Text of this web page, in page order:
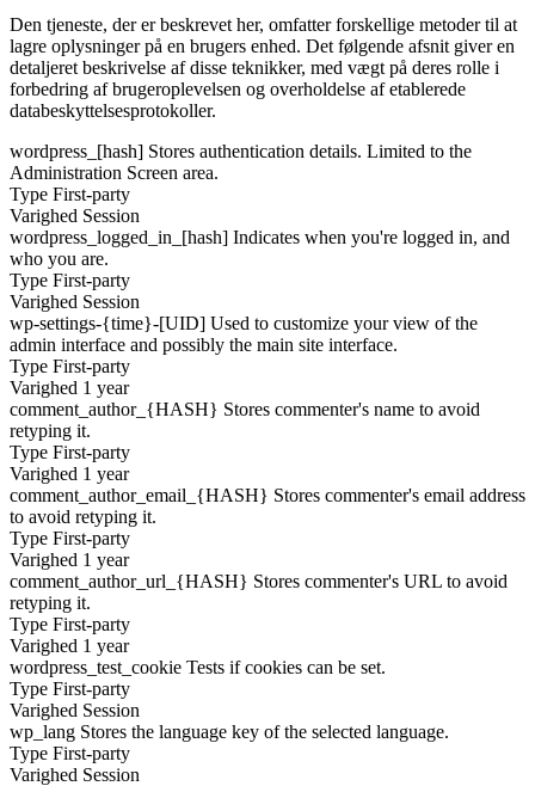
Den tjeneste, der er beskrevet her, omfatter forskellige metoder til at
lagre oplysninger på en brugers enhed. Det følgende afsnit giver en
detaljeret beskrivelse af disse teknikker, med vægt på deres rolle i
forbedring af brugeroplevelsen og overholdelse af etablerede
databeskyttelsesprotokoller.
wordpress_[hash] Stores authentication details. Limited to the
Administration Screen area.
Type First-party
Varighed Session
wordpress_logged_in_[hash] Indicates when you're logged in, and
who you are.
Type First-party
Varighed Session
wp-settings-{time}-[UID] Used to customize your view of the
admin interface and possibly the main site interface.
Type First-party
Varighed 1 year
comment_author_{HASH} Stores commenter's name to avoid
retyping it.
Type First-party
Varighed 1 year
comment_author_email_{HASH} Stores commenter's email address
to avoid retyping it.
Type First-party
Varighed 1 year
comment_author_url_{HASH} Stores commenter's URL to avoid
retyping it.
Type First-party
Varighed 1 year
wordpress_test_cookie Tests if cookies can be set.
Type First-party
Varighed Session
wp_lang Stores the language key of the selected language.
Type First-party
Varighed Session